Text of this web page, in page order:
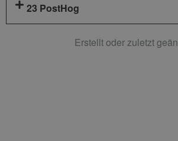
23 PostHog
Erstellt oder zuletzt